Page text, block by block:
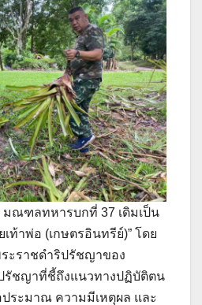
ณฑลทหารบกที่ 37 เดิมเป็น
เท้าพ่อ (เกษตรอินทรีย์)” โดย
ะราชดำริปรัชญาของ
ปรัชญาที่ชี้ถึงแนวทางปฏิบัติตน
ระมาณ ความมีเหตุผล และ